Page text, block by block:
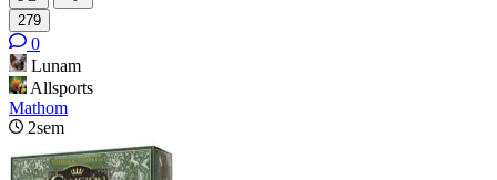
279
0
Lunam
Allsports
Mathom
2sem